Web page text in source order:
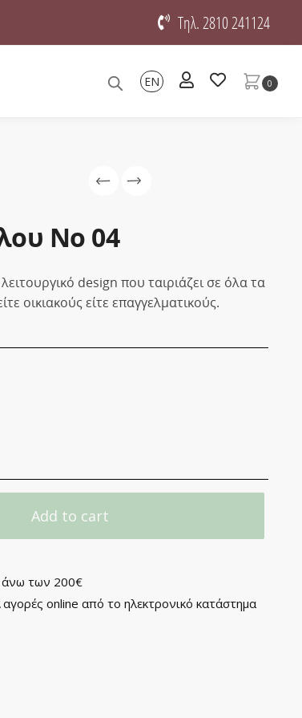
Τηλ. 2810 241124
EN 0
No 04
design που ταιριάζει σε όλα τα
οικιακούς είτε επαγγελματικούς.
Add to cart
άνω των 200€
αγορές online από το ηλεκτρονικό κατάστημα